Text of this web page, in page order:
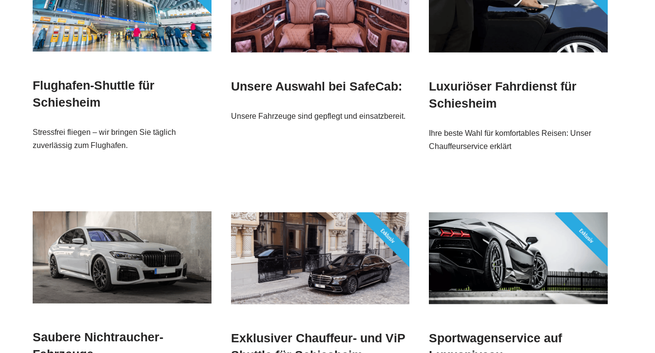
Flughafen-Shuttle für
Schiesheim
Stressfrei fliegen – wir bringen Sie täglich
zuverlässig zum Flughafen.
Unsere Auswahl bei SafeCab:
Unsere Fahrzeuge sind gepflegt und einsatzbereit.
Luxuriöser Fahrdienst für
Schiesheim
Ihre beste Wahl für komfortables Reisen: Unser
Chauffeurservice erklärt
Saubere Nichtraucher-
Exklusiver Chauffeur- und ViP
Sportwagenservice auf